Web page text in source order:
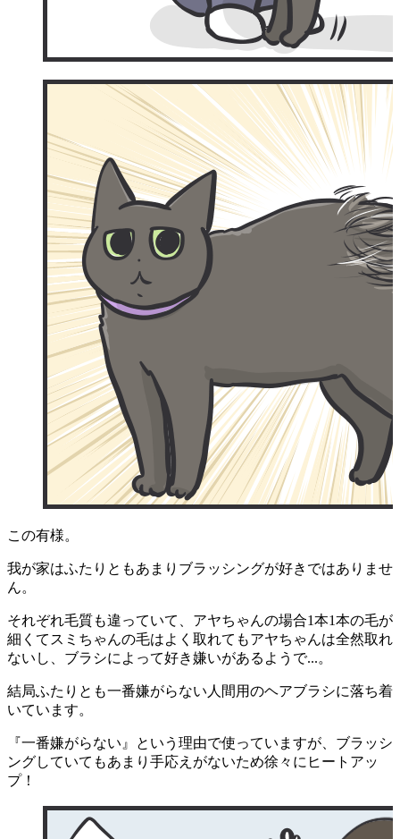
この有様。
我が家はふたりともあまりブラッシングが好きではありませ
ん。
それぞれ毛質も違っていて、アヤちゃんの場合1本1本の毛が
細くてスミちゃんの毛はよく取れてもアヤちゃんは全然取れ
ないし、ブラシによって好き嫌いがあるようで...。
結局ふたりとも一番嫌がらない人間用のヘアブラシに落ち着
いています。
『一番嫌がらない』という理由で使っていますが、ブラッシ
ングしていてもあまり手応えがないため徐々にヒートアッ
プ！